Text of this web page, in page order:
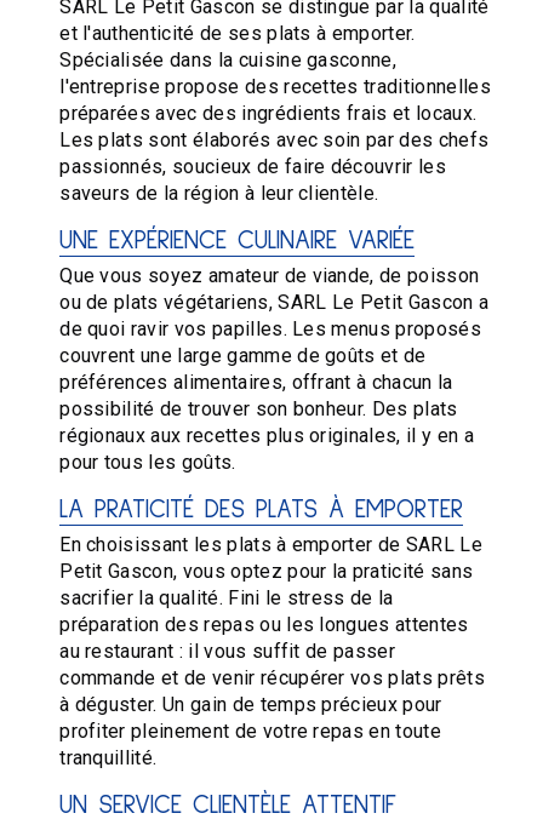
SARL Le Petit Gascon se distingue par la qualité
et l'authenticité de ses plats à emporter.
Spécialisée dans la cuisine gasconne,
l'entreprise propose des recettes traditionnelles
préparées avec des ingrédients frais et locaux.
Les plats sont élaborés avec soin par des chefs
passionnés, soucieux de faire découvrir les
saveurs de la région à leur clientèle.
UNE EXPÉRIENCE CULINAIRE VARIÉE
Que vous soyez amateur de viande, de poisson
ou de plats végétariens, SARL Le Petit Gascon a
de quoi ravir vos papilles. Les menus proposés
couvrent une large gamme de goûts et de
préférences alimentaires, offrant à chacun la
possibilité de trouver son bonheur. Des plats
régionaux aux recettes plus originales, il y en a
pour tous les goûts.
LA PRATICITÉ DES PLATS À EMPORTER
En choisissant les plats à emporter de SARL Le
Petit Gascon, vous optez pour la praticité sans
sacrifier la qualité. Fini le stress de la
préparation des repas ou les longues attentes
au restaurant : il vous suffit de passer
commande et de venir récupérer vos plats prêts
à déguster. Un gain de temps précieux pour
profiter pleinement de votre repas en toute
tranquillité.
UN SERVICE CLIENTÈLE ATTENTIF